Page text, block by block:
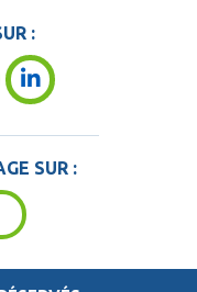
:
SUR :